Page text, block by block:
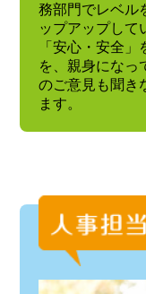
務部門でレベル
ップアップして
「安心・安全
を、親身になっ
のご意見も聞き
ます。